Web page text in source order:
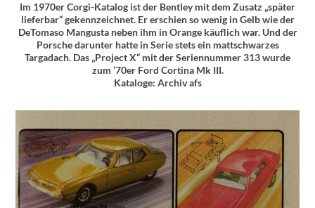
Im 1970er Corgi-Katalog ist der Bentley mit dem Zusatz „später
lieferbar“ gekennzeichnet. Er erschien so wenig in Gelb wie der
DeTomaso Mangusta neben ihm in Orange käuflich war. Und der
Porsche darunter hatte in Serie stets ein mattschwarzes
Targadach. Das „Project X“ mit der Seriennummer 313 wurde
zum ’70er Ford Cortina Mk III.
Kataloge: Archiv afs